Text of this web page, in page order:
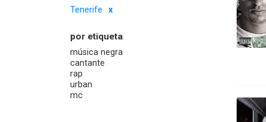
Tenerife
por etiqueta
música negra
cantante
rap
urban
mc